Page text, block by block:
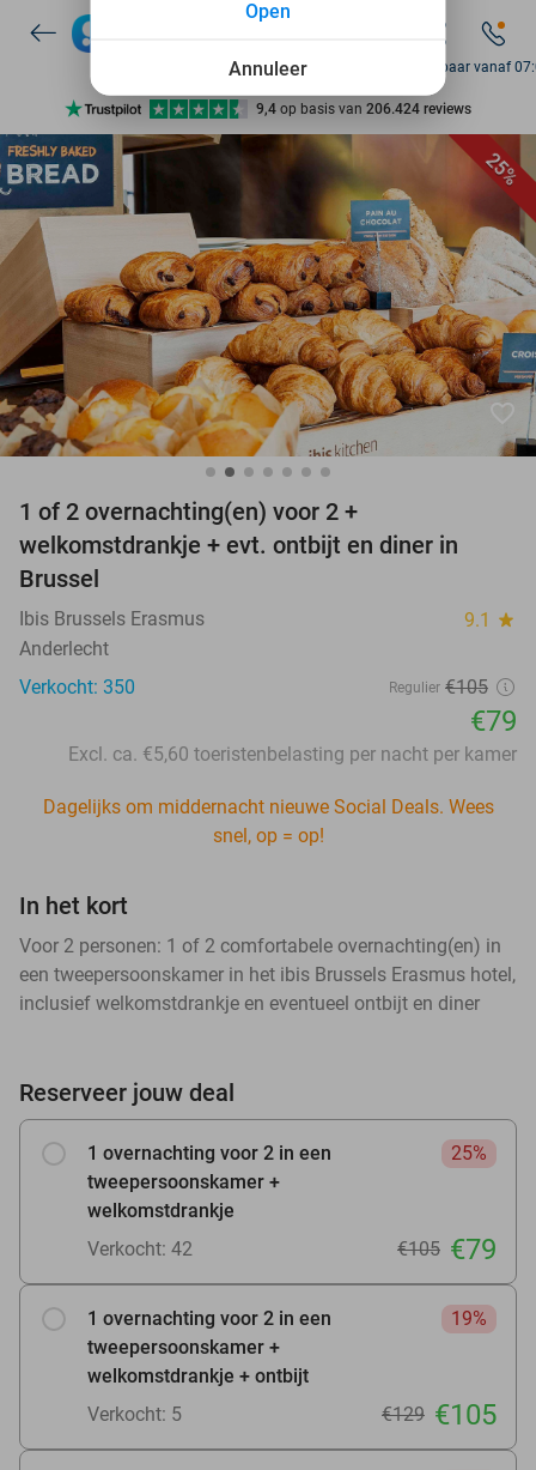
7 dagen per week beschikbaar
10+ miljoen leden
9,4 op basis van 206.424 reviews
Ontdek 15.000+ deals
7 dagen per week beschikbaar
10+ miljoen leden
Bereikbaar vanaf
25%
favorite_border
1 of 2 overnachting(en) voor 2 +
welkomstdrankje + evt. ontbijt en diner in
Brussel
Ibis Brussels Erasmus 9.1 star
Anderlecht
Verkocht: 350
Regulier €105
€79
Excl. ca. €5,60 toeristenbelasting per nacht per kamer
Dagelijks om middernacht nieuwe Social Deals. Wees
snel, op = op!
In het kort
Voor 2 personen: 1 of 2 comfortabele overnachting(en) in
een tweepersoonskamer in het ibis Brussels Erasmus hotel,
inclusief welkomstdrankje en eventueel ontbijt en diner
Reserveer jouw deal
1 overnachting voor 2 in een
tweepersoonskamer +
welkomstdrankje
25%
Verkocht: 42 €105 €79
1 overnachting voor 2 in een
tweepersoonskamer +
welkomstdrankje + ontbijt
19%
Verkocht: 5 €129 €105
Annuleer
Open